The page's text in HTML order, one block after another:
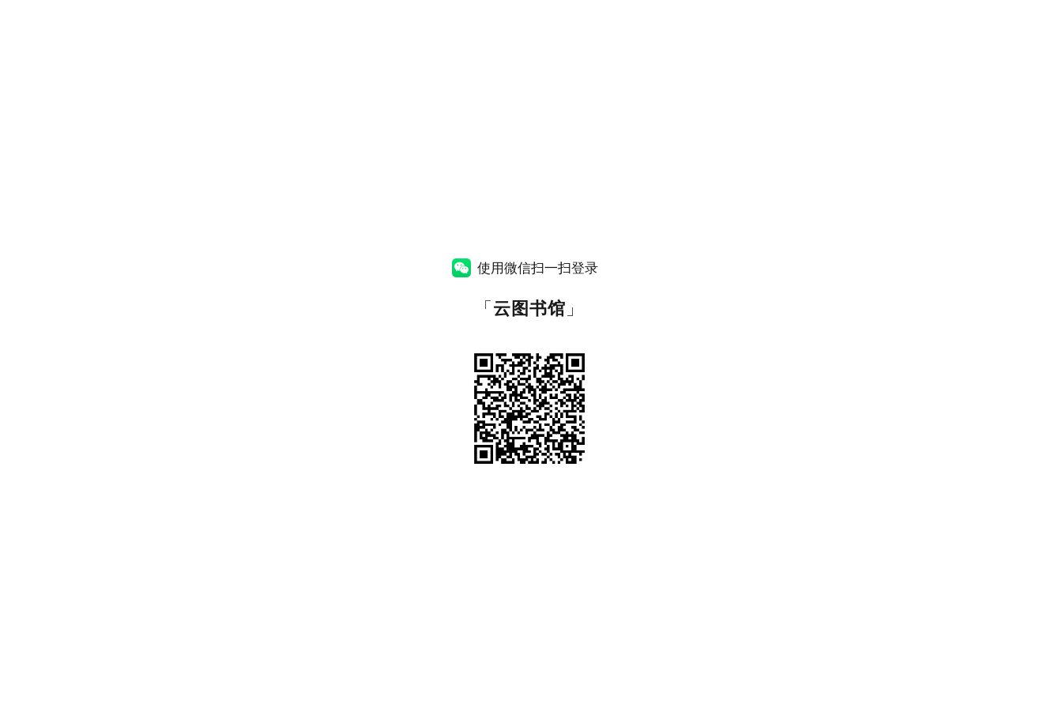
使用微信扫一扫登录
「云图书馆 」